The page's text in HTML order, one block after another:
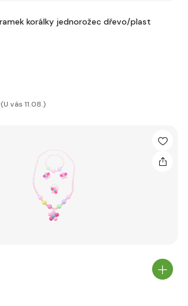
korálky jednorožec dřevo/plast
(U vás 11.08.)